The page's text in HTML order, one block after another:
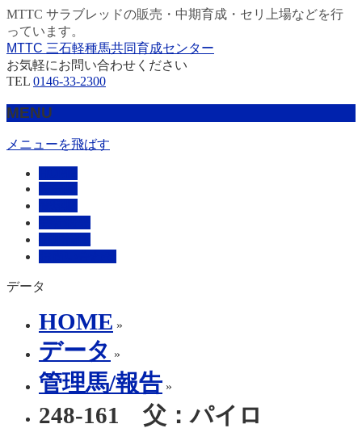
MTTC サラブレッドの販売・中期育成・セリ上場などを行
っています。
MTTC 三石軽種馬共同育成センター
お気軽にお問い合わせください
TEL 0146-33-2300
MENU
メニューを飛ばす
データ
HOME »
データ »
管理馬/報告 »
248-161 父：パイロ